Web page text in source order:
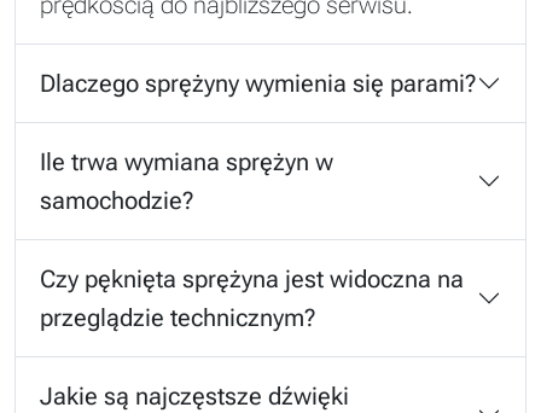
Dlaczego sprężyny wymienia się parami?
Ile trwa wymiana sprężyn w
samochodzie?
Czy pęknięta sprężyna jest widoczna na
przeglądzie technicznym?
Jakie są najczęstsze dźwięki